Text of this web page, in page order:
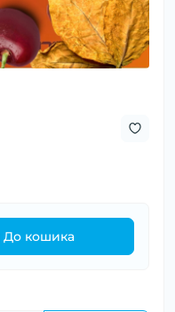
До кошика